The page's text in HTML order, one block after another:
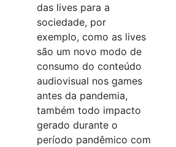
das lives para a
sociedade, por
exemplo, como as lives
são um novo modo de
consumo do conteúdo
audiovisual nos games
antes da pandemia,
também todo impacto
gerado durante o
período pandêmico com